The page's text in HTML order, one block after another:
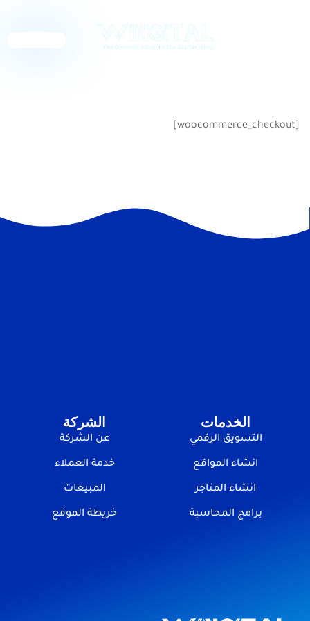
[woocommerce_checkout]
الخدمات
التسويق الرقمي
انشاء المواقع
انشاء المتاجر
برامج المحاسبة
الشركة
عن الشركة
خدمة العملاء
المبيعات
خريطة الموقع